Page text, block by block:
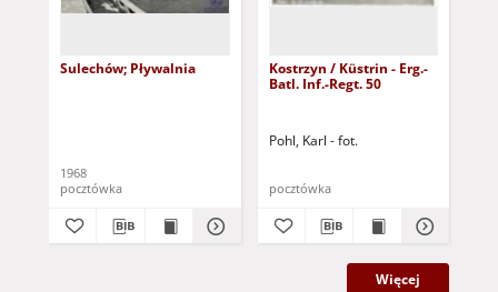
Sulechów; Pływalnia
1968
pocztówka
Kostrzyn / Küstrin - Erg.-
Batl. Inf.-Regt. 50
Pohl, Karl - fot.
pocztówka
Więcej